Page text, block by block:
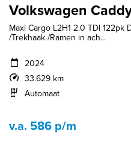
Volkswagen
Maxi Cargo L2H1 2.0 TDI
/Trekhaak /Ramen in ach...
2024
33.629 km
Automaat
v.a. 586 p/m